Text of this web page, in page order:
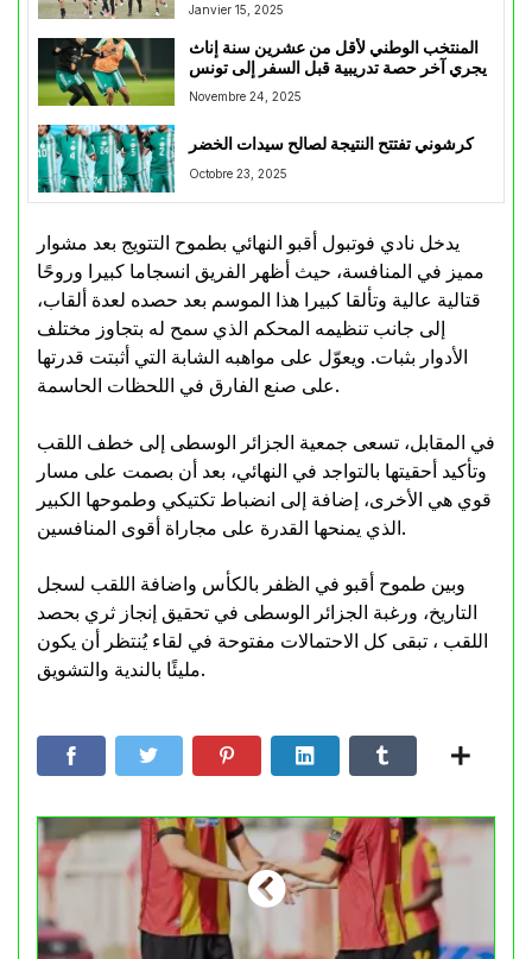
Janvier 15, 2025
المنتخب الوطني لأقل من عشرين سنة إناث
يجري آخر حصة تدريبية قبل السفر إلى تونس
Novembre 24, 2025
كرشوني تفتتح النتيجة لصالح سيدات الخضر
Octobre 23, 2025
يدخل نادي فوتبول أقبو النهائي بطموح التتويج بعد مشوار
مميز في المنافسة، حيث أظهر الفريق انسجاما كبيرا وروحًا
قتالية عالية وتألقا كبيرا هذا الموسم بعد حصده لعدة ألقاب،
إلى جانب تنظيمه المحكم الذي سمح له بتجاوز مختلف
الأدوار بثبات. ويعوّل على مواهبه الشابة التي أثبتت قدرتها
على صنع الفارق في اللحظات الحاسمة.
في المقابل، تسعى جمعية الجزائر الوسطى إلى خطف اللقب
وتأكيد أحقيتها بالتواجد في النهائي، بعد أن بصمت على مسار
قوي هي الأخرى، إضافة إلى انضباط تكتيكي وطموحها الكبير
الذي يمنحها القدرة على مجاراة أقوى المنافسين.
وبين طموح أقبو في الظفر بالكأس واضافة اللقب لسجل
التاريخ، ورغبة الجزائر الوسطى في تحقيق إنجاز ثري بحصد
اللقب ، تبقى كل الاحتمالات مفتوحة في لقاء يُنتظر أن يكون
مليئًا بالندية والتشويق.